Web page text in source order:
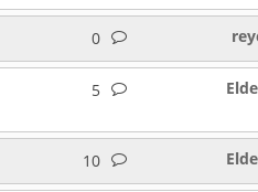
0
5
10